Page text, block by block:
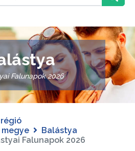
Falunapok 2026
Balástya
Falunapok 2026